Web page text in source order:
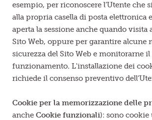
esempio, per riconoscere l’Utente che
alla propria casella di posta elettronica
aperta la sessione anche quando visita
Sito Web, oppure per garantire alcune
sicurezza del Sito Web e monitorarne
funzionamento. L'installazione dei
richiede il consenso preventivo
Cookie per la memorizzazione delle
anche Cookie funzionali): sono